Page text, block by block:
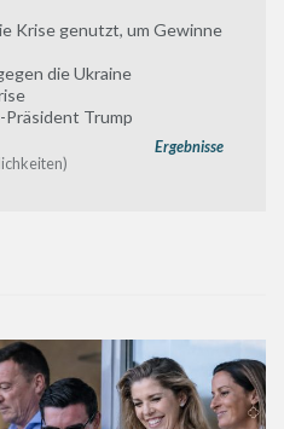
Krise genutzt, um Gewinne
die Ukraine
Präsident Trump
Ergebnisse